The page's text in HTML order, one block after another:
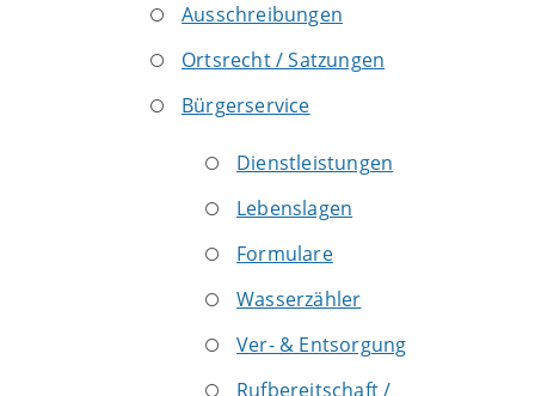
Ausschreibungen
Ortsrecht / Satzungen
Bürgerservice
Dienstleistungen
Lebenslagen
Formulare
Wasserzähler
Ver- & Entsorgung
Rufbereitschaft /